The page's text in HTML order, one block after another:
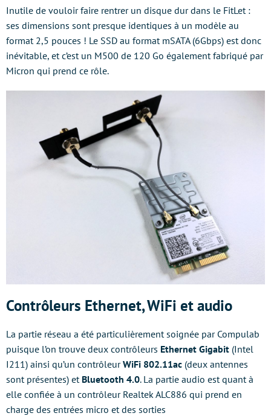
Inutile de vouloir faire rentrer un disque dur dans le FitLet :
ses dimensions sont presque identiques à un modèle au
format 2,5 pouces ! Le SSD au format mSATA (6Gbps) est donc
inévitable, et c’est un M500 de 120 Go également fabriqué par
Micron qui prend ce rôle.
Contrôleurs Ethernet, WiFi et audio
La partie réseau a été particulièrement soignée par Compulab
puisque l’on trouve deux contrôleurs Ethernet Gigabit (Intel
I211) ainsi qu’un contrôleurWiFi 802.11ac (deux antennes
sont présentes) et Bluetooth 4.0. La partie audio est quant à
elle confiée à un contrôleur Realtek ALC886 qui prend en
charge des entrées micro et des sorties